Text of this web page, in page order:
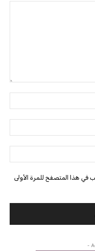
في هذا المتصفح للمرة الأولى